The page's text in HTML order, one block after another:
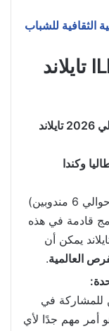
الثقافية للشباب
أكبر المزايا في برنامج ILP تايلاند
برنامج القيادة الدولي 2026 تايلاند
وكندا
يحصل عدد من أفضل المشاركين (حوالي 6 مندوبين)
قادمة في هذه
يمكن أن
العالمية.
للمشاركة في
أمر مهم جدًا لأي